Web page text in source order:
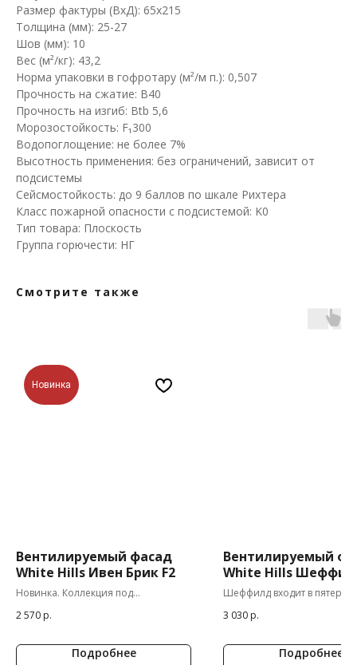
Размер фактуры (ВхД): 65х215
Толщина (мм): 25-27
Шов (мм): 10
Вес (м²/кг): 43,2
Норма упаковки в гофротару (м²/м п.): 0,507
Прочность на сжатие: B40
Прочность на изгиб: Btb 5,6
Морозостойкость: F₁300
Водопоглощение: не более 7%
Высотность применения: без ограничений, зависит от
подсистемы
Сейсмостойкость: до 9 баллов по шкале Рихтера
Класс пожарной опасности с подсистемой: K0
Тип товара: Плоскость
Группа горючести: НГ
Смотрите также
Новинка
Вентилируемый фасад
White Hills Ивен Брик F2
Новинка. Коллекция под
специально по затирку кладочного
2 570 р.
Подробнее
Вентилируемый
White Hills
Шеффилд входит в пятерку
Великобритании. Такой же
фактурные плиты,
3 030 р.
Подробнее